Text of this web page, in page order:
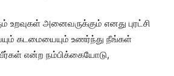
உறவுகள் அனைவருக்கும் எனது புரட்சி
கடமையையும் உணர்ந்து நீங்கள்
என்ற நம்பிக்கையோடு,